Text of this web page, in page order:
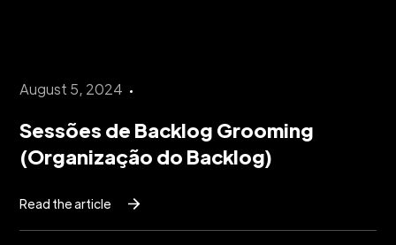
August 5, 2024
Sessões de Backlog Grooming
(Organização do Backlog)
Read the article